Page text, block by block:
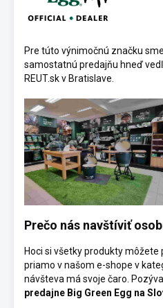
Pre túto výnimočnú značku
samostatnú predajňu hneď
REUT.sk v Bratislave.
Prečo nás navštíviť
Hoci si všetky produkty
priamo v našom e-shope v
návšteva má svoje čaro.
predajne Big Green Egg na